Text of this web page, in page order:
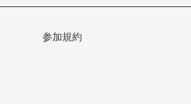
参加規約